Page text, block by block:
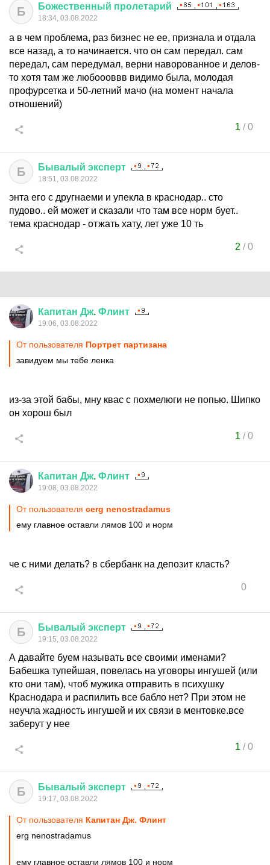
Б Божественный пролетарий
18:34, 03.08.2022
а в чем проблема, раз бизнес не ее, признала и отдала
все назад, а то начинается. что он сам передал. сам
передал, сам передумал, верни наворованное и делов-
то хотя там же любоооввв видимо была, молодая
профурсетка и 50-летний мачо (на момент начала
отношений)
1 /0
Б Бывалый эксперт
18:51, 03.08.2022
энта его с другнаеми и упекла в краснодар.. сто
пудово.. ей может и сказали что там все норм бует..
тема краснодар - отжать хату, лет уже 10 ть
2 /0
Капитан Дж. Флинт
19:06, 03.08.2022
От пользователя Портрет партизана
завидуем мы тебе ленка
из-за этой бабы, мну квас с похмелюги не попью. Шипко
он хорош был
1 /0
Капитан Дж. Флинт
19:08, 03.08.2022
От пользователя cerg nenostradamus
ему главное оставли лямов 100 и норм
че с ними делать? в сбербанк на депозит класть?
0
Б Бывалый эксперт
19:15, 03.08.2022
А давайте буем называть все своими именами?
Бабешка тупейшая, повелась на уговоры ингушей (или
кто они там), чтоб мужика отправить в психушку
Краснодара и распилить все бабло нет? При этом не
неучла жадность ингушей и их связи в ментовке.все
заберут у нее
1 /0
Б Бывалый эксперт
19:17, 03.08.2022
От пользователя Капитан Дж. Флинт
erg nenostradamus
ему главное оставли лямов 100 и норм